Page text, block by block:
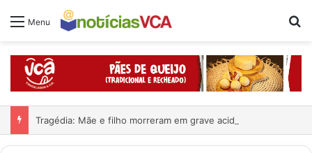
Menu
Tragédia: Mãe e filho morreram em grave acidente